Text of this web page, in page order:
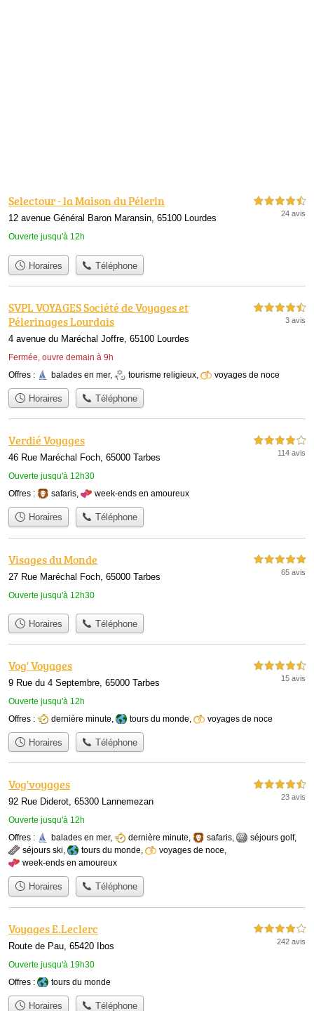
Selectour - la Maison du Pélerin
12 avenue Général Baron Maransin, 65100 Lourdes
Ouverte jusqu'à 12h
4,5 étoiles sur 5
24 avis
Horaires Téléphone
SVPL VOYAGES Société de Voyages et
Pélerinages Lourdais
4 avenue du Maréchal Joffre, 65100 Lourdes
Fermée, ouvre demain à 9h
4,5 étoiles sur 5
3 avis
Offres : balades en mer, tourisme religieux voyages de noce
Horaires Téléphone
Verdié Voyages
46 Rue Maréchal Foch, 65000 Tarbes
Ouverte jusqu'à 12h30
4,0 étoiles sur 5
114 avis
Offres : safaris, week-ends en amoureux
Horaires Téléphone
Visages du Monde
27 Rue Maréchal Foch, 65000 Tarbes
Ouverte jusqu'à 12h30
5,0 étoiles sur 5
65 avis
Horaires Téléphone
Vog' Voyages
9 Rue du 4 Septembre, 65000 Tarbes
Ouverte jusqu'à 12h
4,5 étoiles sur 5
15 avis
Offres : dernière minute, tours du monde, voyages de noce
Horaires Téléphone
Vog'voyages
92 Rue Diderot, 65300 Lannemezan
Ouverte jusqu'à 12h
4,5 étoiles sur 5
23 avis
Offres : balades en mer, dernière minute, safaris, séjours golf,
séjours ski, tours du monde, voyages de noce,
week-ends en amoureux
Horaires Téléphone
Voyages E.Leclerc
Route de Pau, 65420 Ibos
Ouverte jusqu'à 19h30
4,0 étoiles sur 5
242 avis
Offres : tours du monde
Horaires Téléphone